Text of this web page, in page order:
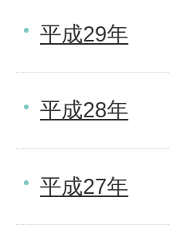
平成29年
平成28年
平成27年